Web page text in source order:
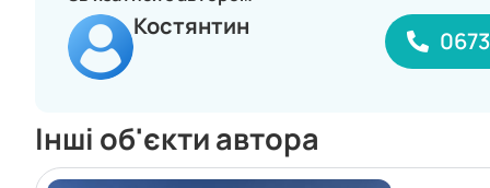
Костянтин
Інші об'єкти автора